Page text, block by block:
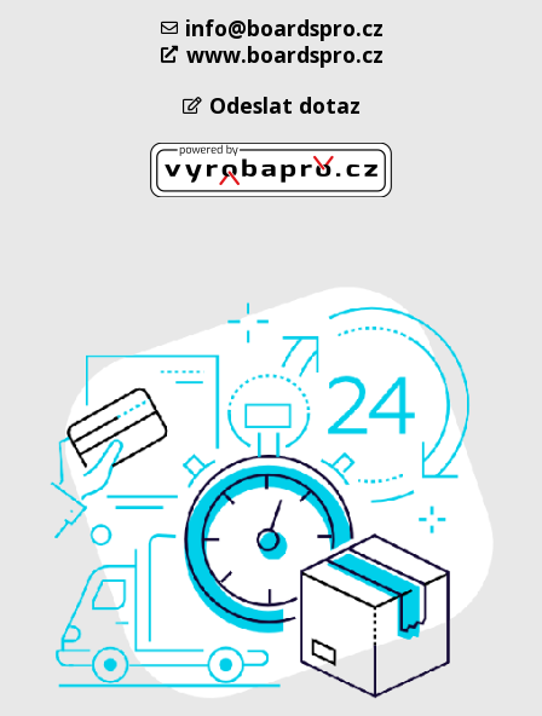
info@boardspro.cz
www.boardspro.cz
Odeslat dotaz